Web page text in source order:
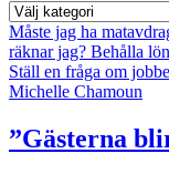
Måste jag ha
räknar jag? Behålla
Ställ en fråga om
Michelle Chamoun
”Gästerna